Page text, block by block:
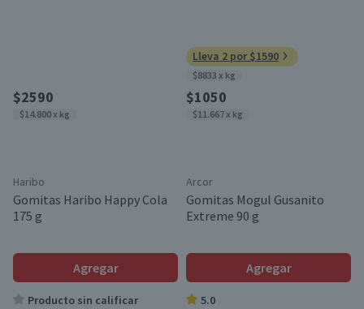
$2590
$14.800 x kg
Haribo
Gomitas Haribo Happy Cola
175 g
Agregar
Producto sin calificar
Lleva 2 por $1590
$8833 x kg
$1050
$11.667 x kg
Arcor
Gomitas Mogul Gusanito
Extreme 90 g
Agregar
5.0